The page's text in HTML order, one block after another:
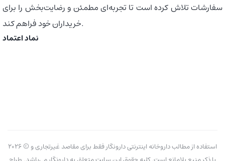
سفارشات تلاش کرده است تا تجربه‌ای مطمئن و رضایت‌بخش را برای
خریداران خود فراهم کند.
نماد اعتماد
2026 © استفاده از مطالب داروخانه اینترنتی دارونگار فقط برای مقاصد غیرتجاری و